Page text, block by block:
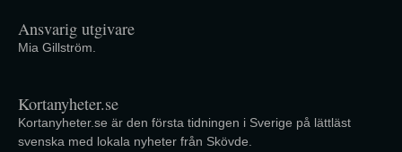
Ansvarig utgivare
Mia Gillström.
Kortanyheter.se
Kortanyheter.se är den första tidningen i Sverige på lättläst
svenska med lokala nyheter från Skövde.